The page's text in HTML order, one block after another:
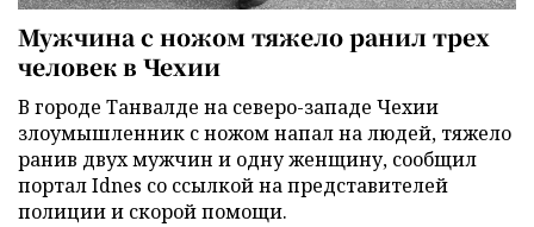
Мужчина с ножом тяжело ранил трех
человек в Чехии
В городе Танвалде на северо-западе Чехии
злоумышленник с ножом напал на людей, тяжело
ранив двух мужчин и одну женщину, сообщил
портал Idnes со ссылкой на представителей
полиции и скорой помощи.